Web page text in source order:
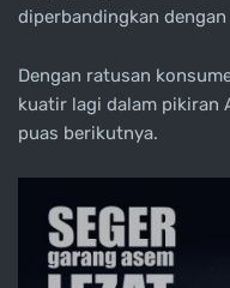
diperbandingkan
Dengan ratusan
kuatir lagi dalam pikiran
puas berikutnya.